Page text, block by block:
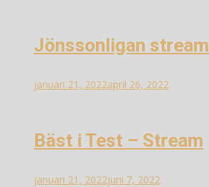
Jönssonligan stream
januari 21, 2022april 26, 2022
Bäst i Test – Stream
januari 21, 2022juni 7, 2022